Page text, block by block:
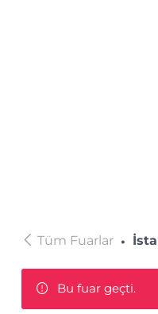
Tüm Fuarlar
Bu fuar geçti.